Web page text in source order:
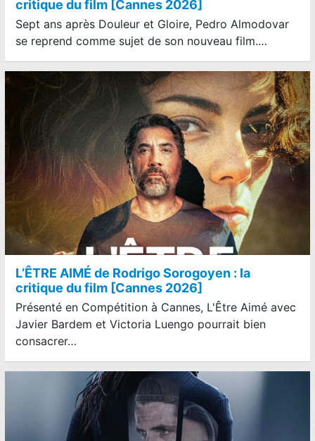
critique du film [Cannes 2026]
Sept ans après Douleur et Gloire, Pedro Almodovar
se reprend comme sujet de son nouveau film.…
L’ÊTRE AIMÉ de Rodrigo Sorogoyen : la
critique du film [Cannes 2026]
Présenté en Compétition à Cannes, L'Être Aimé avec
Javier Bardem et Victoria Luengo pourrait bien
consacrer…